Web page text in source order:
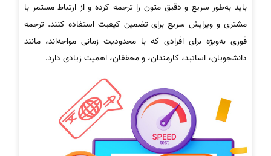
باید به‌طور سریع و دقیق متون را ترجمه کرده و از ارتباط مستمر با
مشتری و ویرایش سریع برای تضمین کیفیت استفاده کنند. ترجمه
فوری به‌ویژه برای افرادی که با محدودیت زمانی مواجه‌اند، مانند
دانشجویان، اساتید، کارمندان، و محققان، اهمیت زیادی دارد.